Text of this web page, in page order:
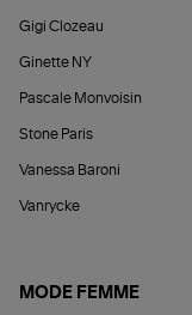
Gigi Clozeau
Ginette NY
Pascale Monvoisin
Stone Paris
Vanessa Baroni
Vanrycke
MODE FEMME